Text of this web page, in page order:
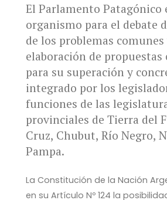
El Parlamento Patagónico
organismo para el debate
de los problemas comunes
elaboración de
para su superación y
integrado por los
funciones de las
provinciales de Tierra del
Cruz, Chubut, Río Negro,
Pampa.
La Constitución de la Nación
en su Artículo Nº 124 la